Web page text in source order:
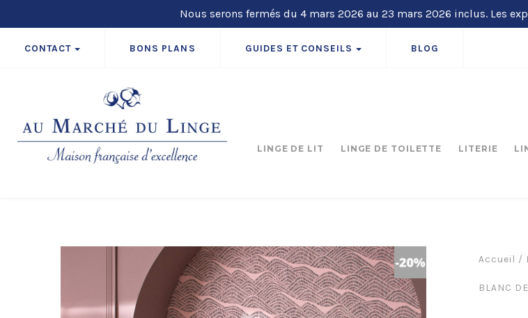
Nous serons fermés du 4 mars 2026 au 23 mars 2026 inclus. Les
CONTACT BONS PLANS GUIDES ET CONSEILS BLOG
LINGE DE LIT LINGE DE TOILETTE LITERIE
Accueil /
BLANC